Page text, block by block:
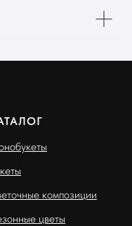
композиции
цветы